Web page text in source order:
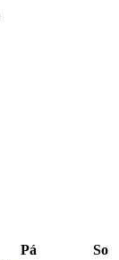
Pá
So